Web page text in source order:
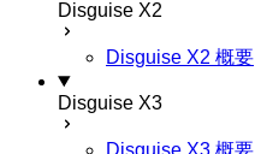
Disguise X2
Disguise X2 概要
Disguise X3
Disguise X3 概要